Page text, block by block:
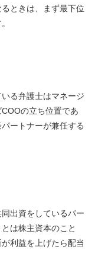
ときは、まず最下位
る弁護士はマネージ
の立ち位置であ
ートナーが兼任する
出資をしているパー
は株主資本のこと
利益を上げたら配当